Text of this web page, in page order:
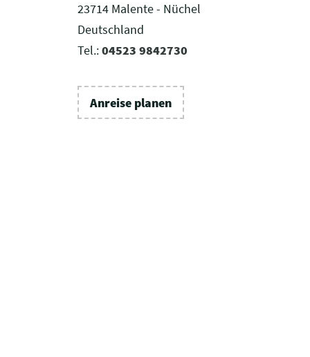
23714 Malente - Nüchel
Deutschland
Tel.:04523 9842730
Anreise planen